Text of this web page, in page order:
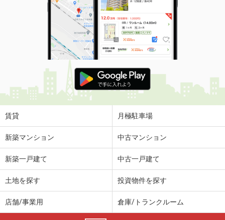
賃貸 月極駐車場
新築マンション 中古マンション
新築一戸建て 中古一戸建て
土地を探す 投資物件を探す
店舗/事業用 倉庫/トランクルーム